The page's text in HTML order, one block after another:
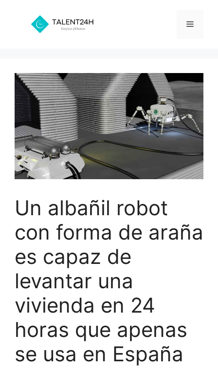
contenido
Menú
Un albañil robot
con forma de araña
es capaz de
levantar una
vivienda en 24
horas que apenas
se usa en España